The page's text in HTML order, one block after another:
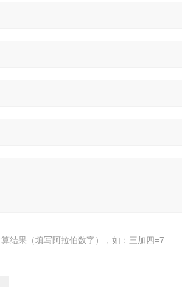
结果（填写阿拉伯数字），如：三加四=7